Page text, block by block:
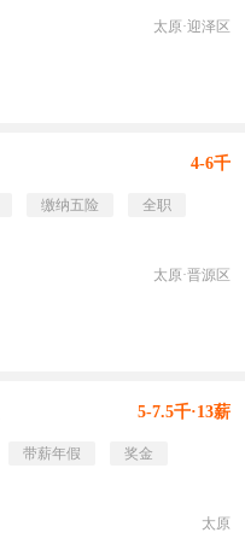
太原·迎泽区
4-6千
缴纳五险
全职
太原·晋源区
5-7.5千·13薪
带薪年假
奖金
太原